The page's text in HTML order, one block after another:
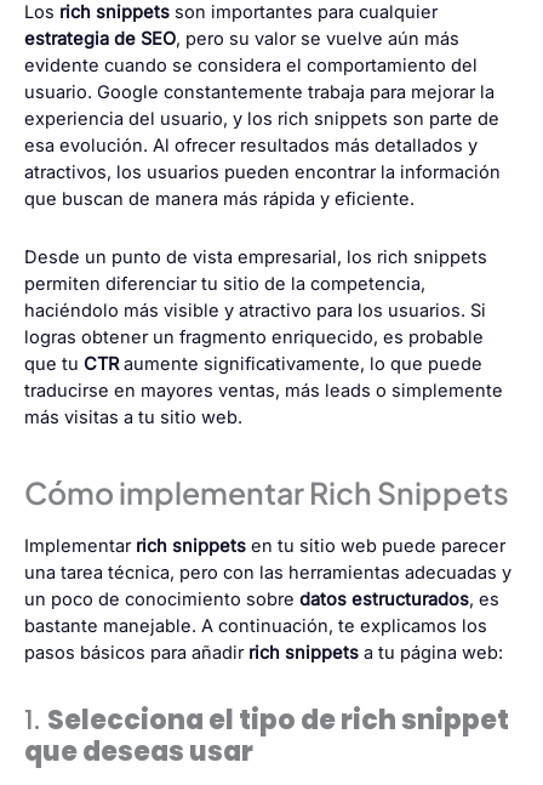
Los rich snippets son importantes para cualquier
estrategia de SEO, pero su valor se vuelve aún más
evidente cuando se considera el comportamiento del
usuario. Google constantemente trabaja para mejorar la
experiencia del usuario, y los rich snippets son parte de
esa evolución. Al ofrecer resultados más detallados y
atractivos, los usuarios pueden encontrar la información
que buscan de manera más rápida y eficiente.
Desde un punto de vista empresarial, los rich snippets
permiten diferenciar tu sitio de la competencia,
haciéndolo más visible y atractivo para los usuarios. Si
logras obtener un fragmento enriquecido, es probable
que tu CTRaumente significativamente, lo que puede
traducirse en mayores ventas, más leads o simplemente
más visitas a tu sitio web.
Cómo implementar Rich Snippets
Implementar rich snippets en tu sitio web puede parecer
una tarea técnica, pero con las herramientas adecuadas y
un poco de conocimiento sobre datos estructurados, es
bastante manejable. A continuación, te explicamos los
pasos básicos para añadir rich snippets a tu página web:
1. Selecciona el tipo de rich snippet
que deseas usar